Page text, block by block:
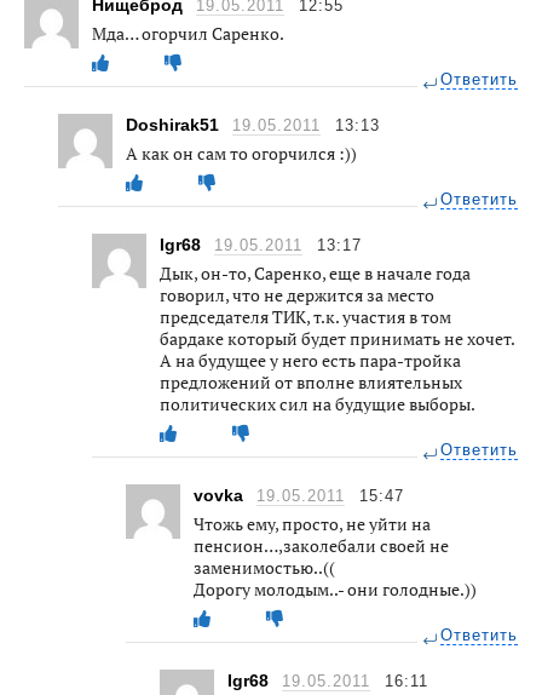
Нищеброд 19.05.2011 12:55
Мда… огорчил Саренко.
Ответить
Doshirak51 19.05.2011 13:13
А как он сам то огорчился :))
Ответить
Igr68 19.05.2011 13:17
Дык, он-то, Саренко, еще в начале года
говорил, что не держится за место
председателя ТИК, т.к. участия в том
бардаке который будет принимать не хочет.
А на будущее у него есть пара-тройка
предложений от вполне влиятельных
политических сил на будущие выборы.
Ответить
vovka 19.05.2011 15:47
Чтожь ему, просто, не уйти на
пенсион…,заколебали своей не
заменимостью..((
Дорогу молодым..- они голодные.))
Ответить
Igr68 19.05.2011 16:11